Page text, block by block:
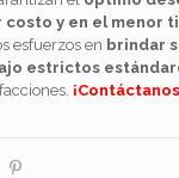
costo y en el menor
esfuerzos en brindar
estrictos